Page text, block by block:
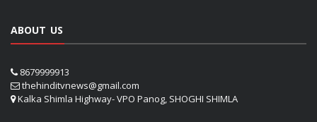
ABOUT US
8679999913
thehinditvnews@gmail.com
Kalka Shimla Highway- VPO Panog, SHOGHI SHIMLA